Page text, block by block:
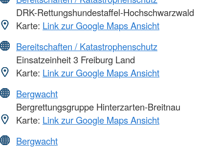
DRK-Rettungshundestaffel-Hochschwarzwald
Karte: Link zur Google Maps Ansicht
Bereitschaften / Katastrophenschutz
Einsatzeinheit 3 Freiburg Land
Karte: Link zur Google Maps Ansicht
Bergwacht
Bergrettungsgruppe Hinterzarten-Breitnau
Karte: Link zur Google Maps Ansicht
Bergwacht